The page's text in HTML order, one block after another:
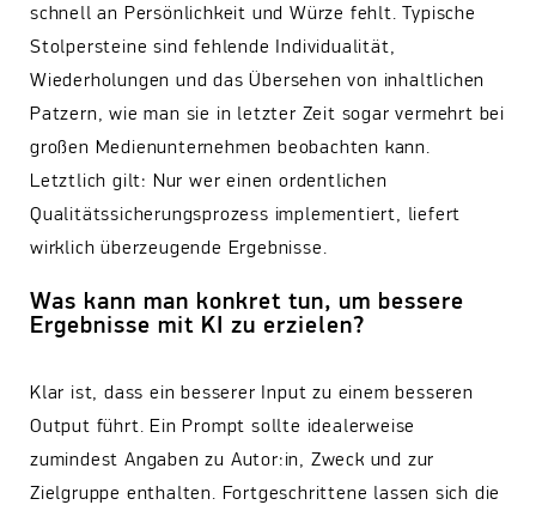
schnell an Persönlichkeit und Würze fehlt. Typische
Stolpersteine sind fehlende Individualität,
Wiederholungen und das Übersehen von inhaltlichen
Patzern, wie man sie in letzter Zeit sogar vermehrt bei
großen Medienunternehmen beobachten kann.
Letztlich gilt: Nur wer einen ordentlichen
Qualitätssicherungsprozess implementiert, liefert
wirklich überzeugende Ergebnisse.
Was kann man konkret tun, um bessere
Ergebnisse mit KI zu erzielen?
Klar ist, dass ein besserer Input zu einem besseren
Output führt. Ein Prompt sollte idealerweise
zumindest Angaben zu Autor:in, Zweck und zur
Zielgruppe enthalten. Fortgeschrittene lassen sich die